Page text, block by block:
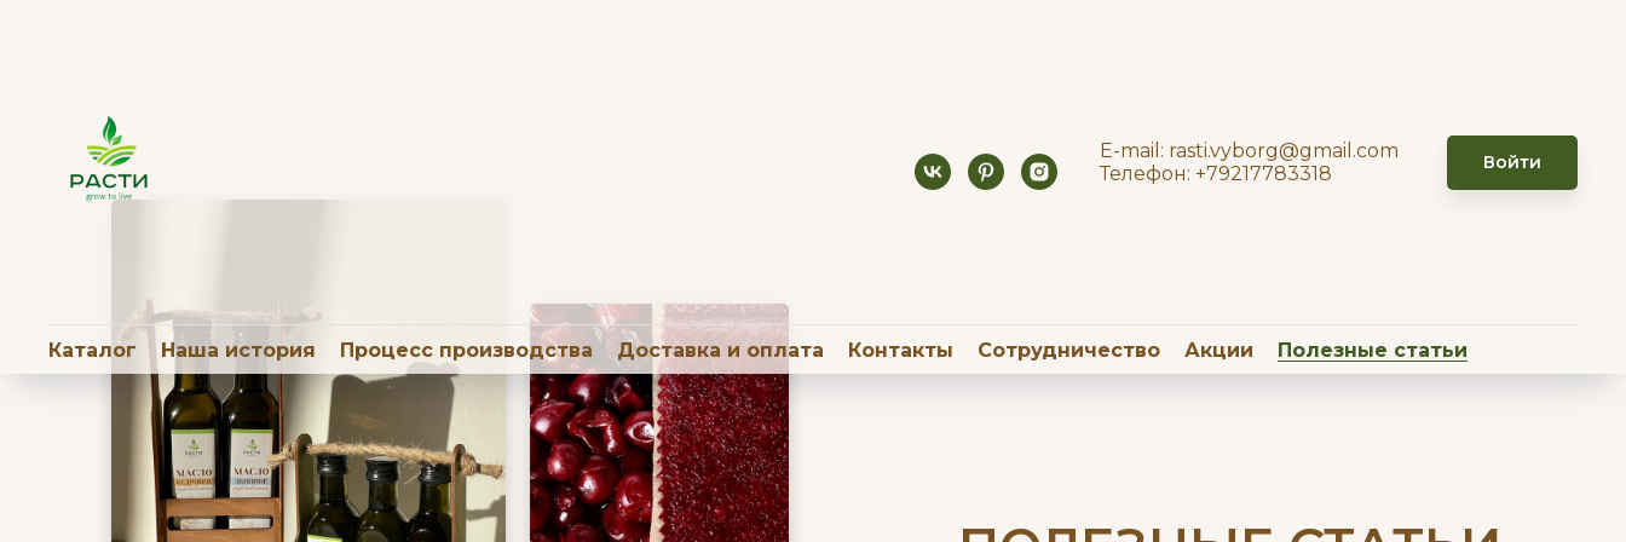
E-mail: rasti.vyborg@gmail.com
Телефон: +79217783318
Войти
Каталог Наша история Процесс производства Доставка и оплата Контакты Сотрудничество Акции Полезные статьи